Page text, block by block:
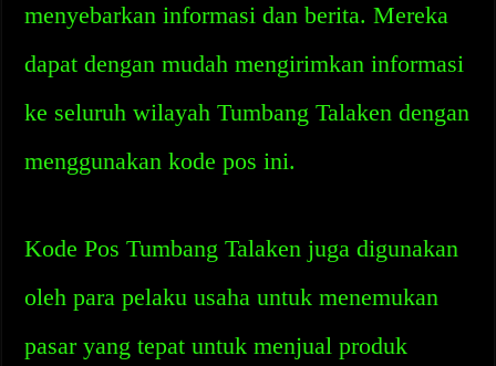
menyebarkan informasi dan berita. Mereka
dapat dengan mudah mengirimkan informasi
ke seluruh wilayah Tumbang Talaken dengan
menggunakan kode pos ini.
Kode Pos Tumbang Talaken juga digunakan
oleh para pelaku usaha untuk menemukan
pasar yang tepat untuk menjual produk